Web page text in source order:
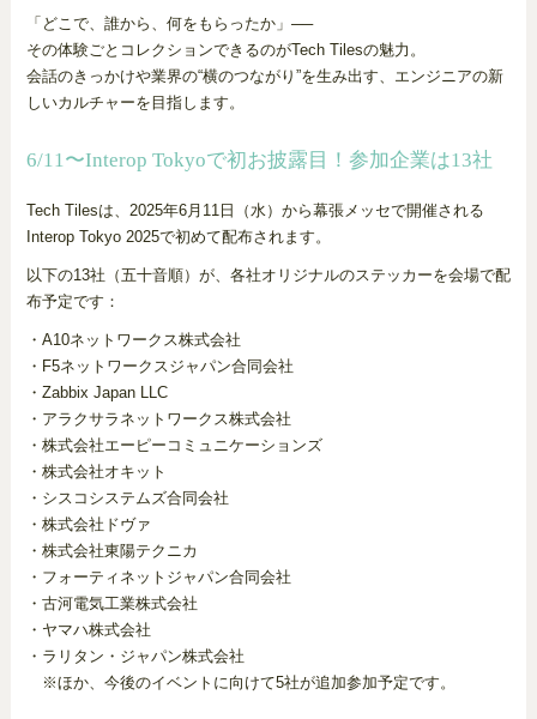
「どこで、誰から、何をもらったか」──
その体験ごとコレクションできるのがTech Tilesの魅力。
会話のきっかけや業界の“横のつながり”を生み出す、エンジニアの新
しいカルチャーを目指します。
6/11〜Interop Tokyoで初お披露目！参加企業は13社
Tech Tilesは、2025年6月11日（水）から幕張メッセで開催される
Interop Tokyo 2025で初めて配布されます。
以下の13社（五十音順）が、各社オリジナルのステッカーを会場で配
布予定です：
・A10ネットワークス株式会社
・F5ネットワークスジャパン合同会社
・Zabbix Japan LLC
・アラクサラネットワークス株式会社
・株式会社エーピーコミュニケーションズ
・株式会社オキット
・シスコシステムズ合同会社
・株式会社ドヴァ
・株式会社東陽テクニカ
・フォーティネットジャパン合同会社
・古河電気工業株式会社
・ヤマハ株式会社
・ラリタン・ジャパン株式会社
※ほか、今後のイベントに向けて5社が追加参加予定です。